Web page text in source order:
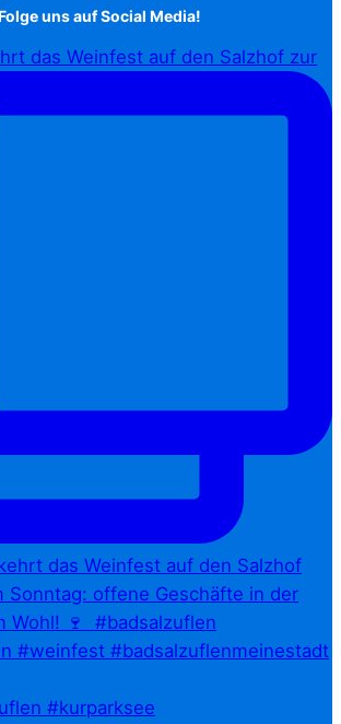
uns auf Social Media!
das Weinfest auf den Salzhof zur
#kurparksee